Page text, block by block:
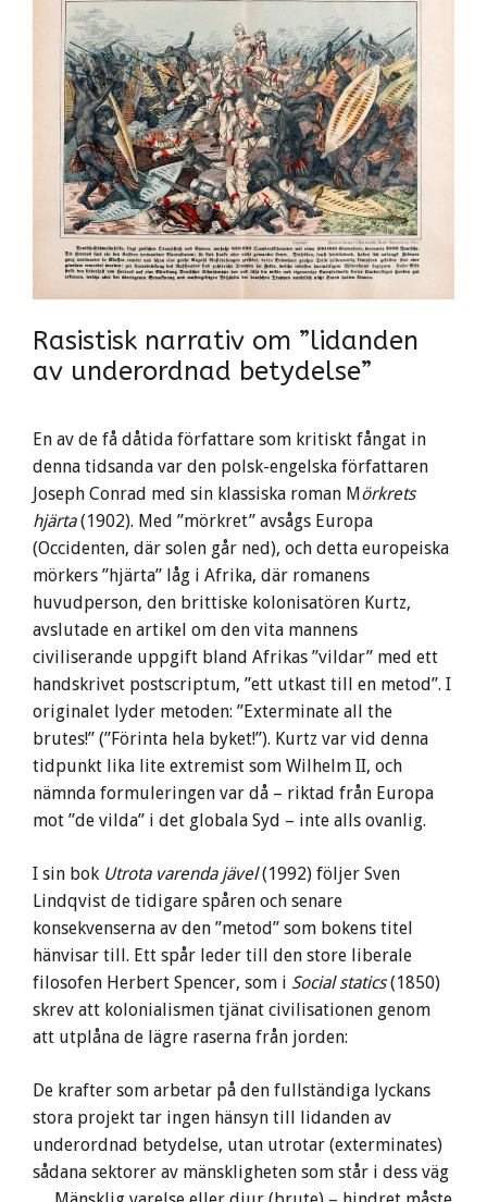
Rasistisk narrativ om ”lidanden
av underordnad betydelse”
En av de få dåtida författare som kritiskt fångat in
denna tidsanda var den polsk-engelska författaren
Joseph Conrad med sin klassiska roman Mörkrets
hjärta(1902). Med ”mörkret” avsågs Europa
(Occidenten, där solen går ned), och detta europeiska
mörkers ”hjärta” låg i Afrika, där romanens
huvudperson, den brittiske kolonisatören Kurtz,
avslutade en artikel om den vita mannens
civiliserande uppgift bland Afrikas ”vildar” med ett
handskrivet postscriptum, ”ett utkast till en metod”. I
originalet lyder metoden: ”Exterminate all the
brutes!” (”Förinta hela byket!”). Kurtz var vid denna
tidpunkt lika lite extremist som Wilhelm II, och
nämnda formuleringen var då – riktad från Europa
mot ”de vilda” i det globala Syd – inte alls ovanlig.
I sin bok Utrota varenda jävel(1992) följer Sven
Lindqvist de tidigare spåren och senare
konsekvenserna av den ”metod” som bokens titel
hänvisar till. Ett spår leder till den store liberale
filosofen Herbert Spencer, som i Social statics(1850)
skrev att kolonialismen tjänat civilisationen genom
att utplåna de lägre raserna från jorden:
De krafter som arbetar på den fullständiga lyckans
stora projekt tar ingen hänsyn till lidanden av
underordnad betydelse, utan utrotar (exterminates)
sådana sektorer av mänskligheten som står i dess väg